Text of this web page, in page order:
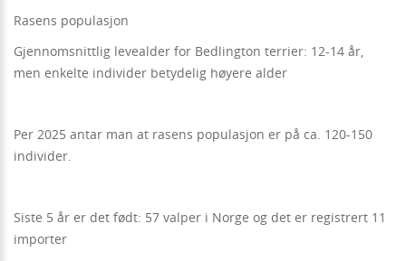
Rasens populasjon
Gjennomsnittlig levealder for Bedlington terrier: 12-14 år,
men enkelte individer betydelig høyere alder
Per 2025 antar man at rasens populasjon er på ca. 120-150
individer.
Siste 5 år er det født: 57 valper i Norge og det er registrert 11
importer